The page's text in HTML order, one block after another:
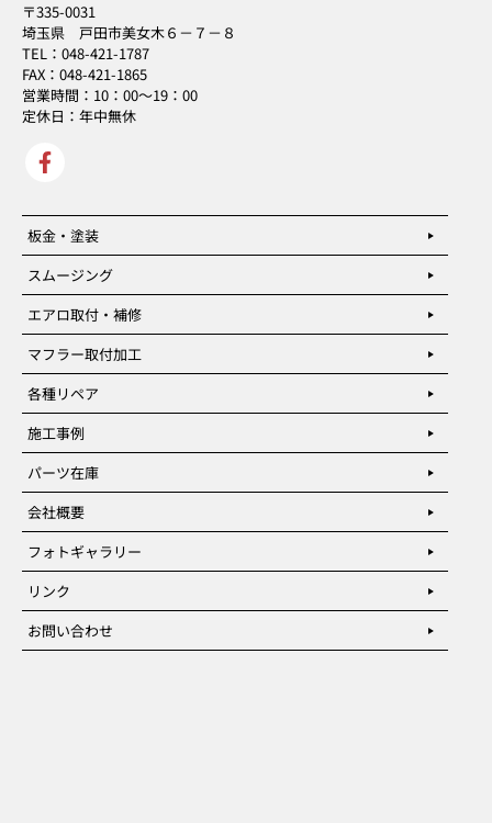
〒335-0031
埼玉県 戸田市美女木６－７－８
TEL：048-421-1787
FAX：048-421-1865
営業時間：10：00～19：00
定休日：年中無休
板金・塗装
スムージング
エアロ取付・補修
マフラー取付加工
各種リペア
施工事例
パーツ在庫
会社概要
フォトギャラリー
リンク
お問い合わせ